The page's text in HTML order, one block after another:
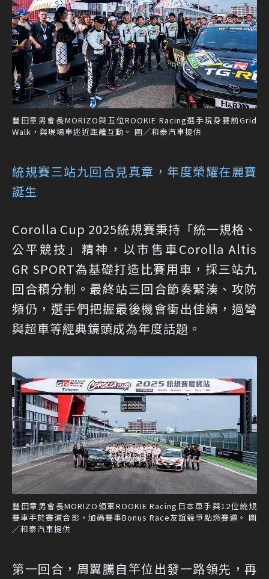
豐田章男會長MORIZO與五位ROOKIE Racing選手現身賽前Grid
Walk，與現場車迷近距離互動。 圖／和泰汽車提供
統規賽三站九回合見真章，年度榮耀在麗寶
誕生
Corolla Cup 2025統規賽秉持「統一規格、
公平競技」精神，以市售車Corolla Altis
GR SPORT為基礎打造比賽用車，採三站九
回合積分制。最終站三回合節奏緊湊、攻防
頻仍，選手們把握最後機會衝出佳績，過彎
與超車等經典鏡頭成為年度話題。
豐田章男會長MORIZO領軍ROOKIE Racing日本車手與12位統規
賽車手於賽道合影，加碼賽事Bonus Race友誼競爭點燃賽道。 圖
／和泰汽車提供
第一回合，周翼騰自竿位出發一路領先，再